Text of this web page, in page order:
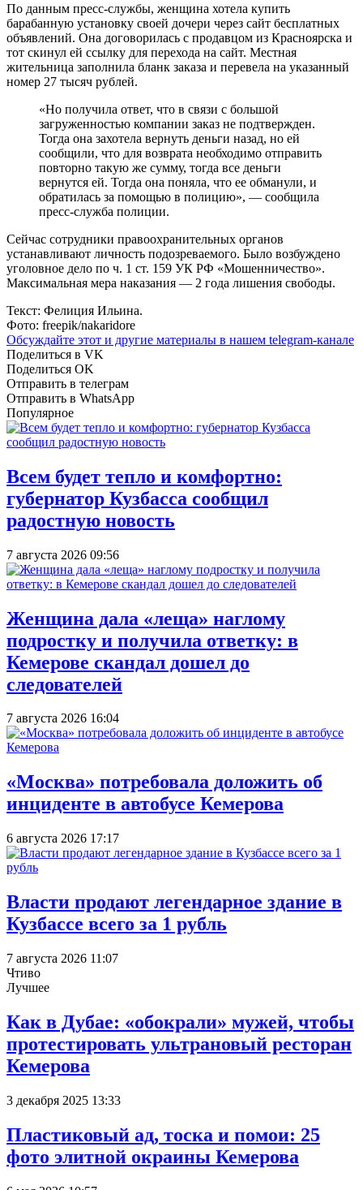
По данным пресс-службы, женщина хотела купить
барабанную установку своей дочери через сайт бесплатных
объявлений. Она договорилась с продавцом из Красноярска и
тот скинул ей ссылку для перехода на сайт. Местная
жительница заполнила бланк заказа и перевела на указанный
номер 27 тысяч рублей.
«Но получила ответ, что в связи с большой
загруженностью компании заказ не подтвержден.
Тогда она захотела вернуть деньги назад, но ей
сообщили, что для возврата необходимо отправить
повторно такую же сумму, тогда все деньги
вернутся ей. Тогда она поняла, что ее обманули, и
обратилась за помощью в полицию», — сообщила
пресс-служба полиции.
Сейчас сотрудники правоохранительных органов
устанавливают личность подозреваемого. Было возбуждено
уголовное дело по ч. 1 ст. 159 УК РФ «Мошенничество».
Максимальная мера наказания — 2 года лишения свободы.
Текст: Фелиция Ильина.
Фото: freepik/nakaridore
Обсуждайте этот и другие материалы в нашем telegram-канале
Поделиться в VK
Поделиться OK
Отправить в телеграм
Отправить в WhatsApp
Популярное
Всем будет тепло и комфортно:
губернатор Кузбасса сообщил
радостную новость
7 августа 2026 09:56
Женщина дала «леща» наглому
подростку и получила ответку: в
Кемерове скандал дошел до
следователей
7 августа 2026 16:04
«Москва» потребовала доложить об
инциденте в автобусе Кемерова
6 августа 2026 17:17
Власти продают легендарное здание в
Кузбассе всего за 1 рубль
7 августа 2026 11:07
Чтиво
Лучшее
Как в Дубае: «обокрали» мужей, чтобы
протестировать ультрановый ресторан
Кемерова
3 декабря 2025 13:33
Пластиковый ад, тоска и помои: 25
фото элитной окраины Кемерова